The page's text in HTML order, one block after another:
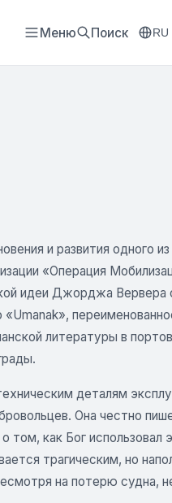
Меню Поиск RU
и развития одного
«Операция
идеи Джорджа Вервера
литературы в
деталям
Она честно
том, как Бог использовал
трагическим, но
на потерю судна,